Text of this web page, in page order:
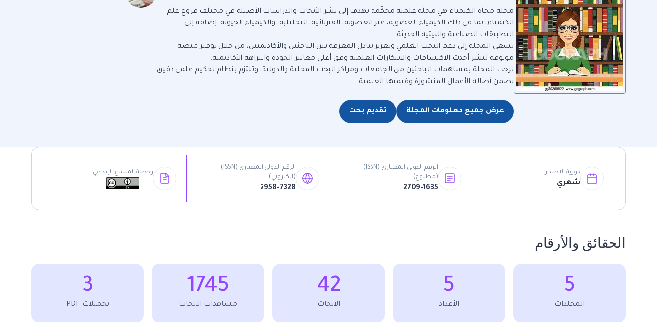
مجلة مجاة الكيمياء هي مجلة علمية محكّمة تهدف إلى نشر الأبحاث والدراسات الأصيلة في مختلف فروع علم
الكيمياء، بما في ذلك الكيمياء العضوية، غير العضوية، الفيزيائية، التحليلية، والكيمياء الحيوية، إضافة إلى
التطبيقات الصناعية والبيئية الحديثة.
تسعى المجلة إلى دعم البحث العلمي وتعزيز تبادل المعرفة بين الباحثين والأكاديميين، من خلال توفير منصة
موثوقة لنشر أحدث الاكتشافات والابتكارات العلمية وفق أعلى معايير الجودة والنزاهة الأكاديمية.
ترحب المجلة بمساهمات الباحثين من الجامعات ومراكز البحث المحلية والدولية، وتلتزم بنظام تحكيم علمي دقيق
يضمن أصالة الأعمال المنشورة وقيمتها العلمية.
عرض جميع معلومات المجلة تقديم بحث
دورية الاصدار
شهري
الرقم الدولي المعياري (ISSN)
(مطبوع)
2709-1635
الرقم الدولي المعياري (ISSN)
(الكتروني)
2958-7328
رخصة المشاع الإبداعي
الحقائق والأرقام
5
المجلدات
5
الأعداد
42
الابحاث
1745
مشاهدات الابحاث
3
تحميلات PDF